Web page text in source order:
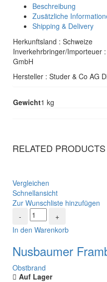
Beschreibung
Zusätzliche
Shipping & Delivery
Herkunftsland : Schweize
Inverkehrbringer/Importeuer
GmbH
Hersteller : Studer & Co AG
Gewicht1 kg
RELATED PRODUCTS
Vergleichen
Schnellansicht
Zur Wunschliste hinzufügen
In den Warenkorb
Nusbaumer
Obstbrand
Auf Lager